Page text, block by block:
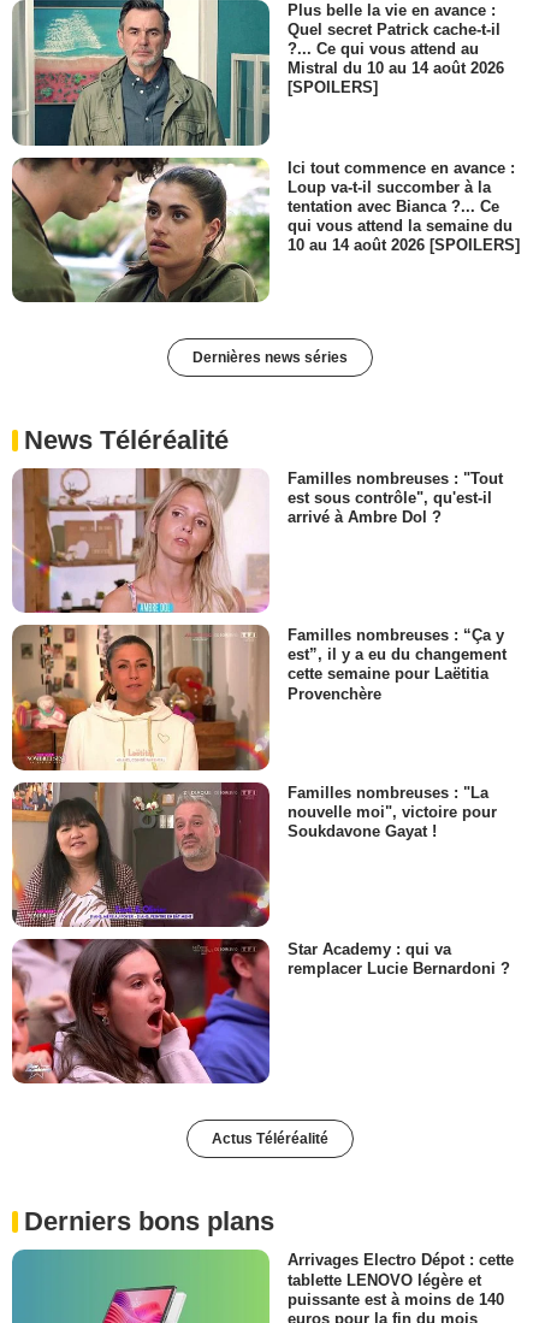
Plus belle la vie en avance :
Quel secret Patrick cache-t-il
?... Ce qui vous attend au
Mistral du 10 au 14 août 2026
[SPOILERS]
Ici tout commence en avance :
Loup va-t-il succomber à la
tentation avec Bianca ?... Ce
qui vous attend la semaine du
10 au 14 août 2026 [SPOILERS]
Dernières news séries
News Téléréalité
Familles nombreuses : "Tout
est sous contrôle", qu'est-il
arrivé à Ambre Dol ?
Familles nombreuses : “Ça y
est”, il y a eu du changement
cette semaine pour Laëtitia
Provenchère
Familles nombreuses : "La
nouvelle moi", victoire pour
Soukdavone Gayat !
Star Academy : qui va
remplacer Lucie Bernardoni ?
Actus Téléréalité
Derniers bons plans
Arrivages Electro Dépot : cette
tablette LENOVO légère et
puissante est à moins de 140
euros pour la fin du mois